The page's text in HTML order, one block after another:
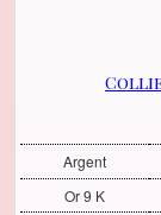
Argent
Or 9 K